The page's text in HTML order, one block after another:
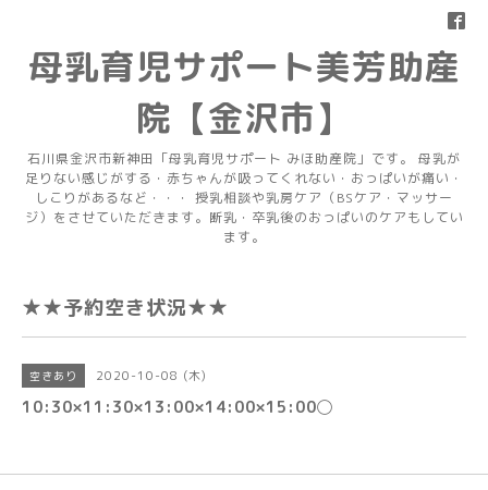
母乳育児サポート美芳助産
院【金沢市】
石川県金沢市新神田「母乳育児サポート みほ助産院」です。 母乳が
足りない感じがする・赤ちゃんが吸ってくれない・おっぱいが痛い・
しこりがあるなど・・・ 授乳相談や乳房ケア（BSケア・マッサー
ジ）をさせていただきます。断乳・卒乳後のおっぱいのケアもしてい
ます。
★★予約空き状況★★
空きあり 2020-10-08 (木)
10:30×11:30×13:00×14:00×15:00◯